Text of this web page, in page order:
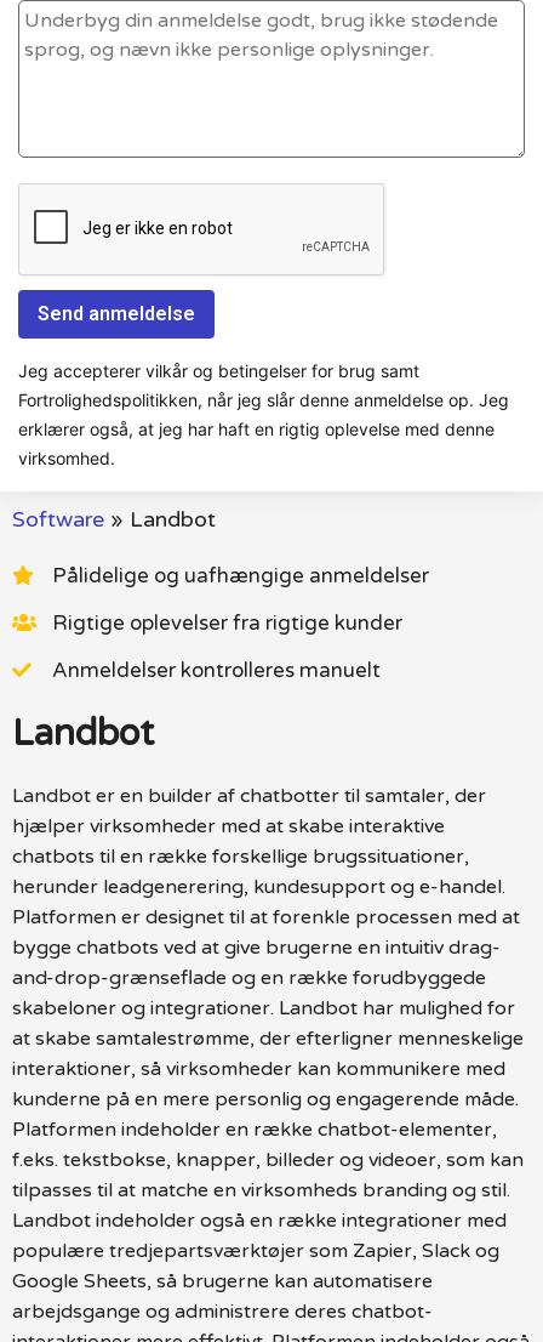
Jeg accepterer vilkår og betingelser for brug samt
Fortrolighedspolitikken, når jeg slår denne anmeldelse op. Jeg
erklærer også, at jeg har haft en rigtig oplevelse med denne
virksomhed.
Software » Landbot
Pålidelige og uafhængige anmeldelser
Rigtige oplevelser fra rigtige kunder
Anmeldelser kontrolleres manuelt
Landbot
Landbot er en builder af chatbotter til samtaler, der
hjælper virksomheder med at skabe interaktive
chatbots til en række forskellige brugssituationer,
herunder leadgenerering, kundesupport og e-handel.
Platformen er designet til at forenkle processen med at
bygge chatbots ved at give brugerne en intuitiv drag-
and-drop-grænseflade og en række forudbyggede
skabeloner og integrationer. Landbot har mulighed for
at skabe samtalestrømme, der efterligner menneskelige
interaktioner, så virksomheder kan kommunikere med
kunderne på en mere personlig og engagerende måde.
Platformen indeholder en række chatbot-elementer,
f.eks. tekstbokse, knapper, billeder og videoer, som kan
tilpasses til at matche en virksomheds branding og stil.
Landbot indeholder også en række integrationer med
populære tredjepartsværktøjer som Zapier, Slack og
Google Sheets, så brugerne kan automatisere
arbejdsgange og administrere deres chatbot-